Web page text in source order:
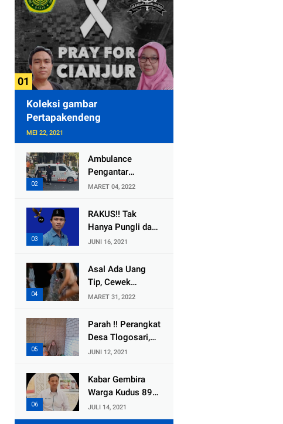
Koleksi gambar
Pertapakendeng
MEI 22, 2021
Ambulance
Pengantar
Jenazah Kepala
Mengalami
Kecelakaan
MARET 04, 2022
RAKUS!! Tak
Hanya Pungli dan
Dana Bedah
Diembat, ,
Perangkat Desa
Selewengkan
Bantuan Mushola
JUNI 16, 2021
Asal Ada Uang
Tip, Cewek
Pemandu Karaoke
Bersedia Bugil
MARET 31, 2022
Parah !! Perangkat
Desa Tlogosari,
Kecamatan
Embat Dana Bedah
Rumah dari
JUNI 12, 2021
Kabar Gembira
Warga Kudus 89
Persen RT di
Kudus Zona Hijau
JULI 14, 2021